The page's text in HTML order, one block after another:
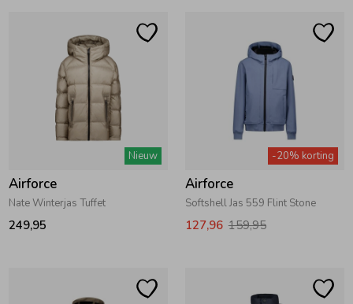
Regenkleding &-laarzen
Zomeraccessoires
Kledingaccessoires
Beenmode
Blazers & Gilets
Leggings
Boxpakjes
Rompers
Regenkleding &-laarzen
Nieuw
Airforce
Nate Winterjas Tuffet
249,95
-20% korting
Airforce
Softshell Jas 559 Flint Stone
127,96 159,95